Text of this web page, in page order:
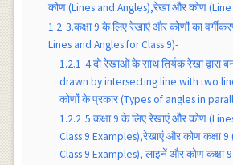
कोण (Lines and Angles),रेखा और कोण
1.2 3.कक्षा 9 के लिए रेखाएं और कोणों का
Lines and Angles for Class 9)-
1.2.1 4.दो रेखाओं के साथ तिर्यक रेखा द्वारा
drawn by intersecting line with two
कोणों के प्रकार (Types of angles in
1.2.2 5.कक्षा 9 के लिए रेखाएं और कोण
Class 9 Examples),रेखाएं और कोण कक्षा
Class 9 Examples), लाइनें और कोण कक्षा